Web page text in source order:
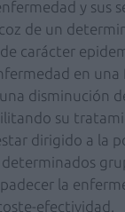
y sus
de un
carácter
en una
disminución
su
dirigido a la
la
efectividad.